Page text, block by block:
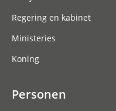
Regering en kabinet
Ministeries
Koning
Personen